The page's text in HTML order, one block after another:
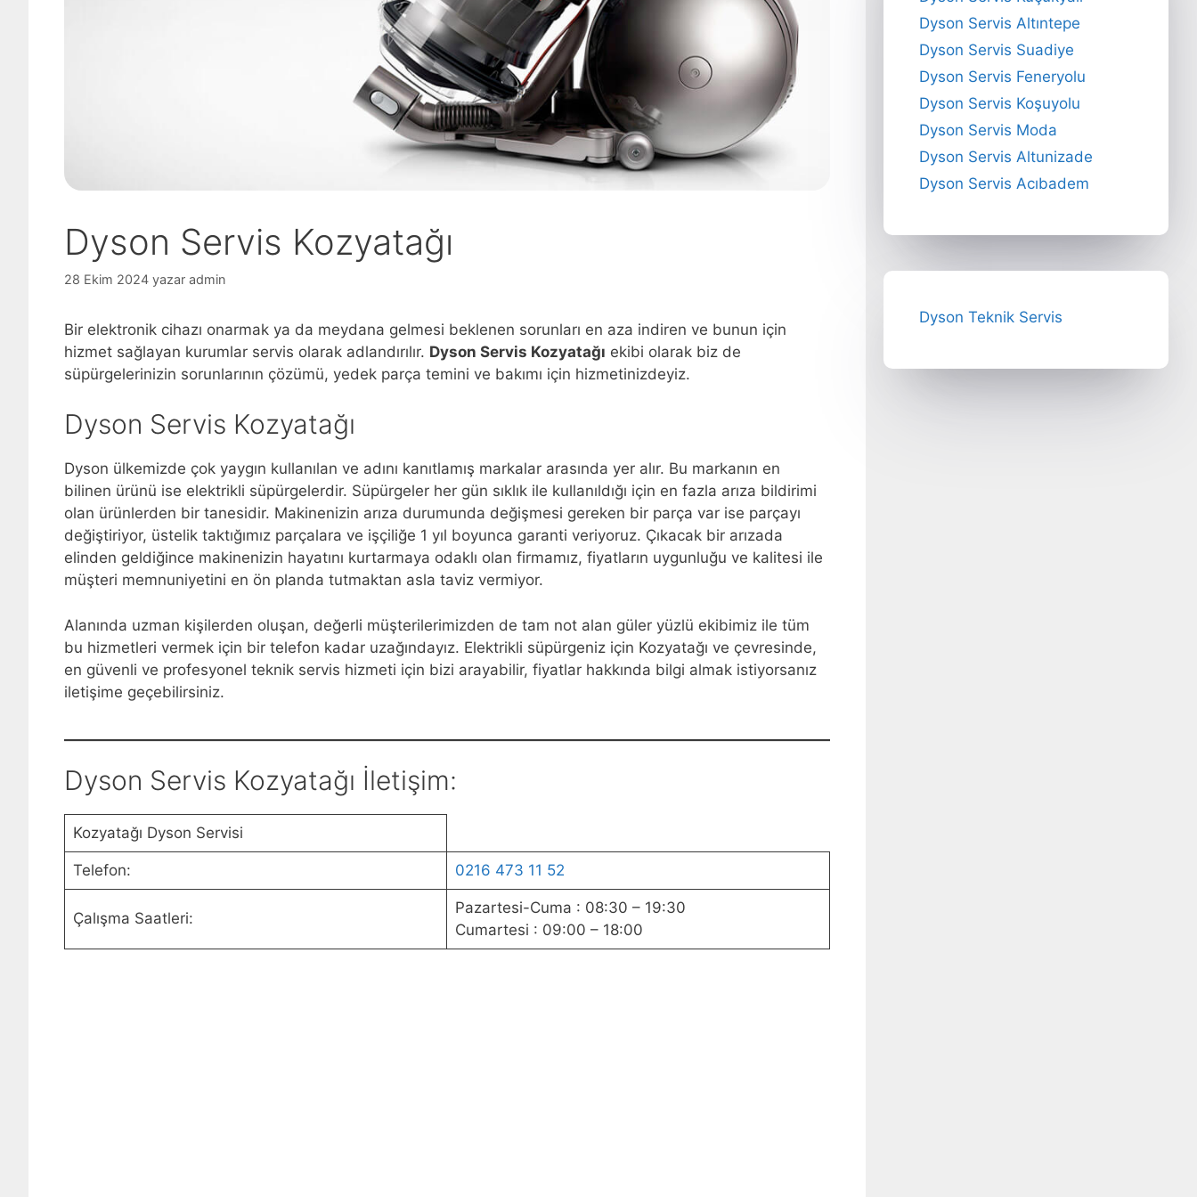
Dyson Servis Kozyatağı
28 Ekim 2024 yazar admin
Bir elektronik cihazı onarmak ya da meydana gelmesi beklenen sorunları en aza indiren ve bunun için
hizmet sağlayan kurumlar servis olarak adlandırılır. Dyson Servis Kozyatağı ekibi olarak biz de
süpürgelerinizin sorunlarının çözümü, yedek parça temini ve bakımı için hizmetinizdeyiz.
Dyson Servis Kozyatağı
Dyson ülkemizde çok yaygın kullanılan ve adını kanıtlamış markalar arasında yer alır. Bu markanın en
bilinen ürünü ise elektrikli süpürgelerdir. Süpürgeler her gün sıklık ile kullanıldığı için en fazla arıza bildirimi
olan ürünlerden bir tanesidir. Makinenizin arıza durumunda değişmesi gereken bir parça var ise parçayı
değiştiriyor, üstelik taktığımız parçalara ve işçiliğe 1 yıl boyunca garanti veriyoruz. Çıkacak bir arızada
elinden geldiğince makinenizin hayatını kurtarmaya odaklı olan firmamız, fiyatların uygunluğu ve kalitesi ile
müşteri memnuniyetini en ön planda tutmaktan asla taviz vermiyor.
Alanında uzman kişilerden oluşan, değerli müşterilerimizden de tam not alan güler yüzlü ekibimiz ile tüm
bu hizmetleri vermek için bir telefon kadar uzağındayız. Elektrikli süpürgeniz için Kozyatağı ve çevresinde,
en güvenli ve profesyonel teknik servis hizmeti için bizi arayabilir, fiyatlar hakkında bilgi almak istiyorsanız
iletişime geçebilirsiniz.
Dyson Servis Kozyatağı İletişim:
Kozyatağı Dyson Servisi
Telefon: 0216 473 11 52
Çalışma Saatleri:
Pazartesi-Cuma : 08:30 – 19:30
Cumartesi : 09:00 – 18:00
Dyson Servis Altıntepe
Dyson Servis Suadiye
Dyson Servis Feneryolu
Dyson Servis Koşuyolu
Dyson Servis Moda
Dyson Servis Altunizade
Dyson Servis Acıbadem
Dyson Teknik Servis